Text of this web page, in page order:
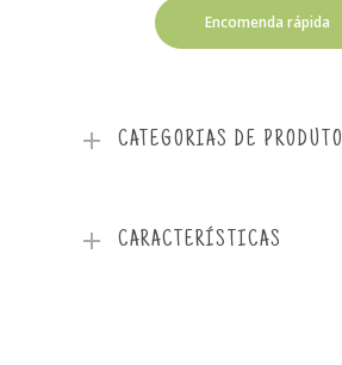
Encomenda rápida
CATEGORIAS DE PRODUTO
CARACTERÍSTICAS